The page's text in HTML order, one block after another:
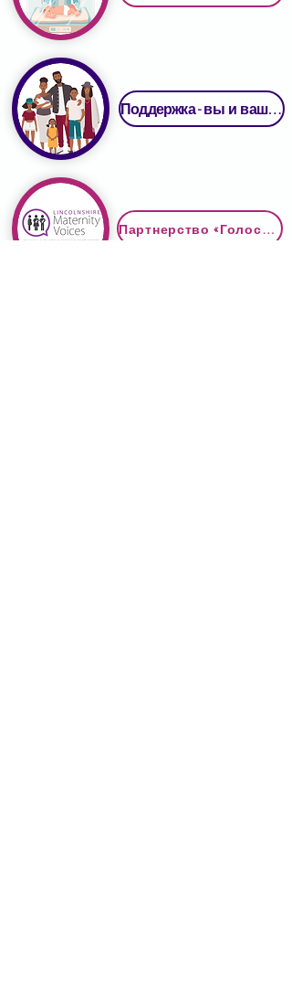
Поддержка - вы и ваша семья
Партнерство «Голоса материнства»